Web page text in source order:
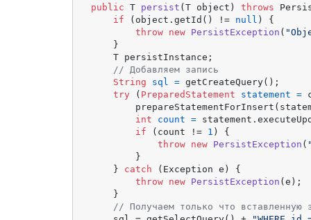
public T persist (T object) throws
if (object.getId() != null ) {
throw new PersistException (
    }
    T persistInstance;
// Добавляем запись
String
sql = getCreateQuery();
try ( PreparedStatement statement =
int
count =
if (count != 1 ) {
throw new PersistException (
        }
    }
catch (Exception e) {
throw new PersistException (e);
    }
// Получаем только что вставленную